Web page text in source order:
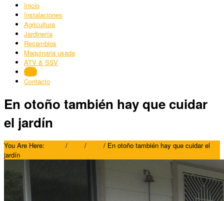
Inicio
Instalaciones
Agricultura
Jardinería
Recambios
Maquinaria usada
ATV & SSV
Blog
Contacto
En otoño también hay que cuidar
el jardín
You Are Here: / / / En otoño también hay que cuidar el
jardín